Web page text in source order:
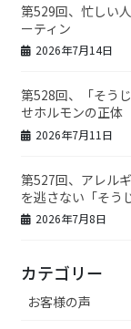
第529回、忙しい
ーティン
2026年7月14日
第528回、「そう
せホルモンの正体
2026年7月11日
第527回、アレル
を逃さない「そう
2026年7月8日
カテゴリー
お客様の声